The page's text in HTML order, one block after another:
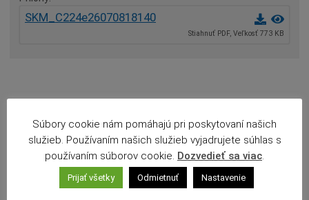
Projekty mesta
SKM_C224e26070818140
Stiahnuť PDF, Veľkosť 773 KB
Súbory cookie nám pomáhajú pri poskytovaní našich
služieb. Používaním našich služieb vyjadrujete súhlas s
používaním súborov cookie. Dozvedieť sa viac.
Prijať všetky Odmietnuť Nastavenie